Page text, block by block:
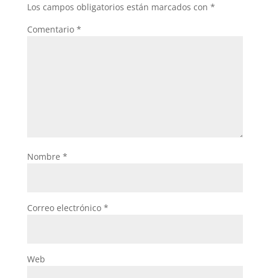
Los campos obligatorios están marcados con *
Comentario *
Nombre *
Correo electrónico *
Web